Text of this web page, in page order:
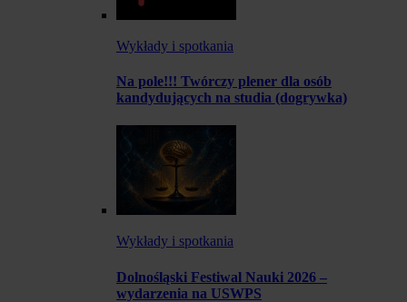
Wykłady i spotkania
Na pole!!! Twórczy plener dla osób
kandydujących na studia (dogrywka)
Wykłady i spotkania
Dolnośląski Festiwal Nauki 2026 –
wydarzenia na USWPS